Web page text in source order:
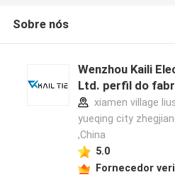
Sobre nós
Wenzhou Kaili
Ltd. perfil do
xiamen village
yueqing city
,China
5.0
Fornecedor